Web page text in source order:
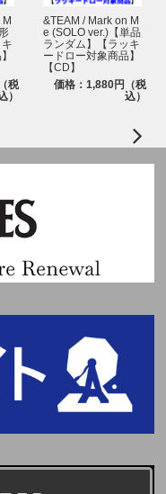
ジ)にログインする際は、ご購
および「電話番号」の入力が
ージ)にログインする際は、ご
ールアドレスをご使用くださ
れるとchordからのメールが届
ジへのログインもできなくな
フォン・タブレット(一部機種
ず日本語(漢字・ひらがな・
名前が、英ローマ字の場合
れ以外の言語でのご入力はイ
い。
できませんので、あらかじめ
順とは関係ございません。
せいただいてもお答えいたし
お客様を対象に抽選を行い、c
税
）
&TEAM / Mark on M
e (SOLO ver.)【単品
ランダム】【ラッキ
ードロー対象商品】
【CD】
価格：1,880円（税
込）